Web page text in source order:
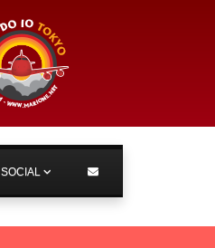
SOCIAL